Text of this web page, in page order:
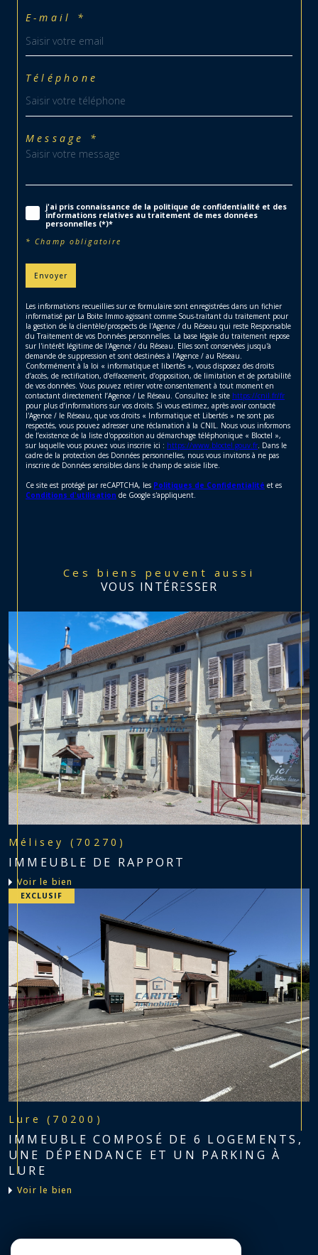
E-mail *
Téléphone
Message *
j'ai pris connaissance de la politique de confidentialité et des
informations relatives au traitement de mes données
personnelles (*)*
* Champ obligatoire
Envoyer
Les informations recueillies sur ce formulaire sont enregistrées dans un fichier
informatisé par La Boite Immo agissant comme Sous-traitant du traitement pour
la gestion de la clientèle/prospects de l'Agence / du Réseau qui reste Responsable
du Traitement de vos Données personnelles. La base légale du traitement repose
sur l'intérêt légitime de l'Agence / du Réseau. Elles sont conservées jusqu'à
demande de suppression et sont destinées à l'Agence / au Réseau.
Conformément à la loi « informatique et libertés », vous disposez des droits
d’accès, de rectification, d’effacement, d’opposition, de limitation et de portabilité
de vos données. Vous pouvez retirer votre consentement à tout moment en
contactant directement l’Agence / Le Réseau. Consultez le site https://cnil.fr/fr
pour plus d’informations sur vos droits. Si vous estimez, après avoir contacté
l'Agence / le Réseau, que vos droits « Informatique et Libertés » ne sont pas
respectés, vous pouvez adresser une réclamation à la CNIL. Nous vous informons
de l’existence de la liste d'opposition au démarchage téléphonique « Bloctel »,
sur laquelle vous pouvez vous inscrire ici : https://www.bloctel.gouv.fr. Dans le
cadre de la protection des Données personnelles, nous vous invitons à ne pas
inscrire de Données sensibles dans le champ de saisie libre.
Ce site est protégé par reCAPTCHA, les Politiques de Confidentialité et es
Conditions d'utilisation de Google s'appliquent.
Ces biens peuvent aussi
VOUS INTÉRESSER
Mélisey (70270)
IMMEUBLE DE RAPPORT
voir le bien
EXCLUSIF
Lure (70200)
IMMEUBLE COMPOSÉ DE 6 LOGEMENTS,
UNE DÉPENDANCE ET UN PARKING À
LURE
voir le bien